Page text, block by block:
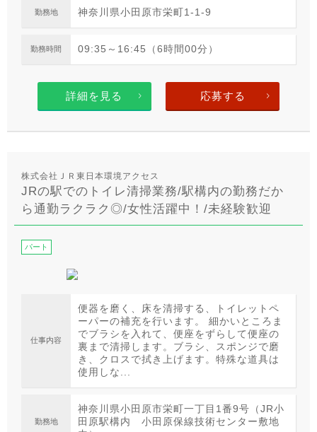
勤務地 神奈川県小田原市栄町1-1-9
勤務時間 09:35～16:45（6時間00分）
詳細を見る 応募する
株式会社ＪＲ東日本環境アクセス
JRの駅でのトイレ清掃業務/駅構内の勤務だか
ら通勤ラクラク◎/女性活躍中！/未経験歓迎
パート
仕事内容
便器を磨く、床を清掃する、トイレットペ
ーパーの補充を行います。 細かいところま
でブラシを入れて、便座をずらして便座の
裏まで清掃します。ブラシ、スポンジで磨
き、クロスで拭き上げます。特殊な道具は
使用しな...
勤務地
神奈川県小田原市栄町一丁目1番9号（JR小
田原駅構内 小田原保線技術センター敷地